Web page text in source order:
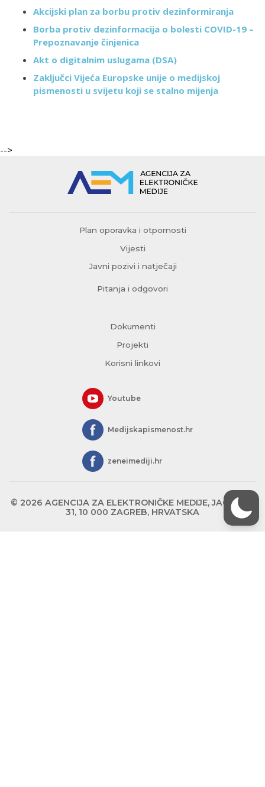
Akcijski plan za borbu protiv dezinformiranja
Borba protiv dezinformacija o bolesti COVID-19 –
Prepoznavanje činjenica
Akt o digitalnim uslugama (DSA)
Zaključci Vijeća Europske unije o medijskoj
pismenosti u svijetu koji se stalno mijenja
-->
Plan oporavka i otpornosti
Vijesti
Javni pozivi i natječaji
Pitanja i odgovori
Dokumenti
Projekti
Korisni linkovi
Youtube
Medijskapismenost.hr
zeneimediji.hr
© 2026 AGENCIJA ZA ELEKTRONIČKE MEDIJE, JAGIĆEVA
31, 10 000 ZAGREB, HRVATSKA